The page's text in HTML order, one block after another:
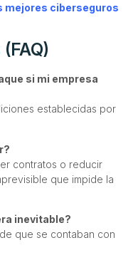
mejores ciberseguros
si mi empresa
establecidas por
contratos o reducir
que impide la
inevitable?
que se contaban con